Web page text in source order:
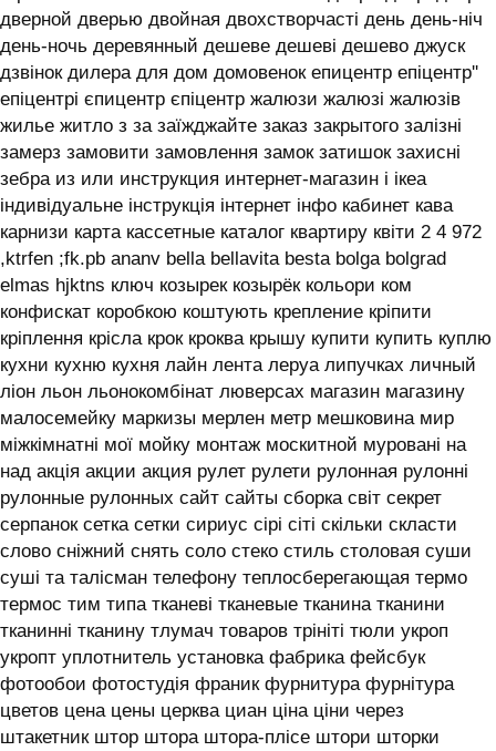
дверной дверью двойная двохстворчасті день день-ніч
день-ночь деревянный дешеве дешеві дешево джуск
дзвінок дилера для дом домовенок епицентр епіцентр''
епіцентрі єпицентр єпіцентр жалюзи жалюзі жалюзів
жилье житло з за заїжджайте заказ закрытого залізні
замерз замовити замовлення замок затишок захисні
зебра из или инструкция интернет-магазин і ікеа
індивідуальне інструкція інтернет інфо кабинет кава
карнизи карта кассетные каталог квартиру квіти 2 4 972
,ktrfen ;fk.pb ananv bella bellavita besta bolga bolgrad
elmas hjktns ключ козырек козырёк кольори ком
конфискат коробкою коштують крепление кріпити
кріплення крісла крок кроква крышу купити купить куплю
кухни кухню кухня лайн лента леруа липучках личный
ліон льон льонокомбінат люверсах магазин магазину
малосемейку маркизы мерлен метр мешковина мир
міжкімнатні мої мойку монтаж москитной муровані на
над акція акции акция рулет рулети рулонная рулонні
рулонные рулонных сайт сайты сборка світ секрет
серпанок сетка сетки сириус сірі сіті скільки скласти
слово сніжний снять соло стеко стиль столовая суши
суші та талісман телефону теплосберегающая термо
термос тим типа тканеві тканевые тканина тканини
тканинні тканину тлумач товаров трініті тюли укроп
укропт уплотнитель установка фабрика фейсбук
фотообои фотостудія франик фурнитура фурнітура
цветов цена цены церква циан ціна ціни через
штакетник штор штора штора-плісе штори шторки